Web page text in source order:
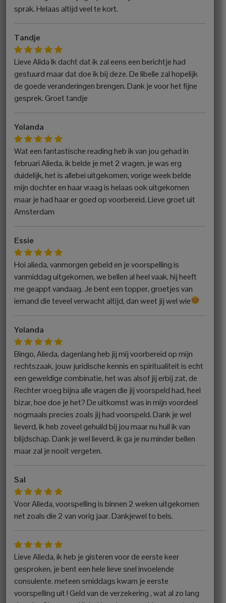
sprak. Helaas altijd veel te kort.
Tandje
Lieve Alida Ik dacht dat ik zal eens een berichtje had
gestuurd maar dat doe ik bij deze. De libelle zal hopelijk
de goede veranderingen brengen. Dank je voor het fijne
gesprek. Groet tandje
Yolanda
Wat een fantastische reading heb ik van jou gehad in
februari Alieda, ik belde je met 2 vragen, je was erg
duidelijk, het is allebei uitgekomen, vorige week belde
mijn dochter en haar vraag is helaas ook uitgekomen
maar je had haar er goed op voorbereid. Lieve groet uit
Amsterdam
Essie
Hoi alieda, vanmorgen gebeld en je voorspelling is
vanmiddag uitgekomen, we bellen al heel vaak, hij heeft
me geappt vandaag. Je bent een topper, groetjes van
iemand die teveel verwacht altijd, dan weet jij wel wie
Yolanda
Bingo, Alieda, dagenlang heb jij mij voorbereid op mijn
rechtszaak, jouw juridische kennis en spiritualiteit is echt
een geweldige combinatie, het was alsof jij erbij zat, de
Rechter vroeg bijna alle vragen die jij voorspeld had, heel
bizar, hoe doe je het? De uitkomst was in mijn voordeel
nogmaals precies zoals jij had voorspeld. Dank je wel
lieverd, ik heb zoveel gehuild bij jou maar nu huil ik van
blijdschap. Dank je wel lieverd, ik ga je nu minder bellen
maar zal je nooit vergeten.
Sal
Voor Alieda, voorspelling is binnen 2 weken uitgekomen
net zoals die 2 van vorig jaar. Dankjewel to bels.
Lieve Alieda, ik heb je gisteren voor de eerste keer
gesproken, je bent een hele lieve snel invoelende
consulente. meteen smiddags kwam je eerste
voorspelling uit ! Geld van de verzekering , wat al zo lang